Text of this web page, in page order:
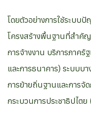
โดยตัวอย่างการใช้ระบบ
โครงสร้างพื้นฐานที่สำคั
การจ้างงาน บริการภาครั
และการธนาคาร) ระบบบ
การย้ายถิ่นฐานและการจั
กระบวนการประชาธิปไต